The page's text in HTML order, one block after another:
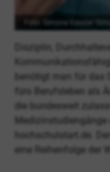
Foto: Simone Kessler
Disziplin,
benötigt man für das
fürs Berufsleben als
die bundesweit
hochschulstart.de.
eine Reihenfolge der